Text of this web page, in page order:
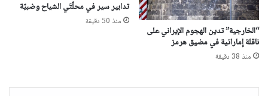
“الخارجية” تدين الهجوم الإيراني على
ناقلة إماراتية في مضيق هرمز
منذ 38 دقيقة
تدابير سير في محلّتَي الشياح وضبيّة
منذ 50 دقيقة